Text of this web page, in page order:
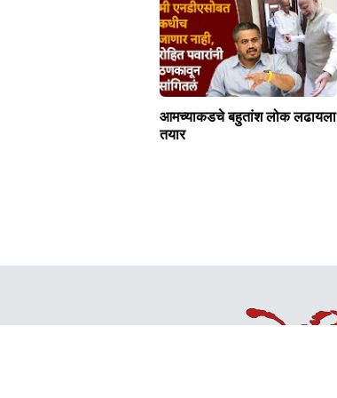
आमच्याकडचे बहुतांश लोक लढायला
तयार